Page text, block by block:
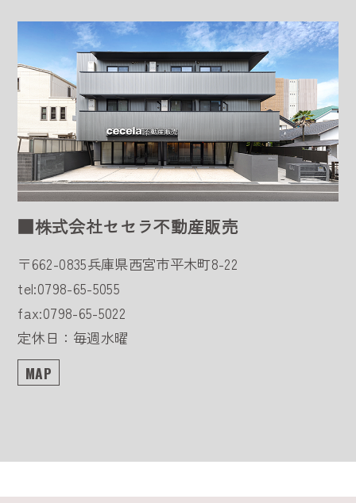
■株式会社セセラ不動産販売
〒662-0835兵庫県西宮市平木町8-22
tel:0798-65-5055
fax:0798-65-5022
定休日：毎週水曜
MAP